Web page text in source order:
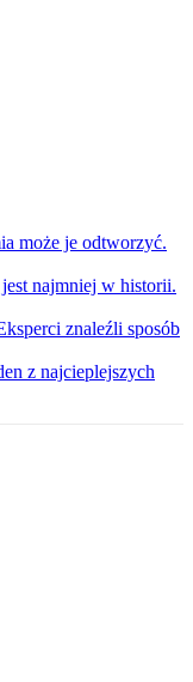
może je odtworzyć.
najmniej w historii.
znaleźli sposób
z najcieplejszych